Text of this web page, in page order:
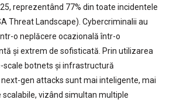
reprezentând 77% din toate incidentele
Threat Landscape). Cybercriminalii au
o neplăcere ocazională într-o
și extrem de sofisticată. Prin utilizarea
scale botnets și infrastructură
gen attacks sunt mai inteligente, mai
vizând simultan multiple